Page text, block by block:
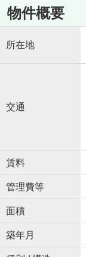
物件概要
所在地
交通
賃料
管理費等
面積
築年月